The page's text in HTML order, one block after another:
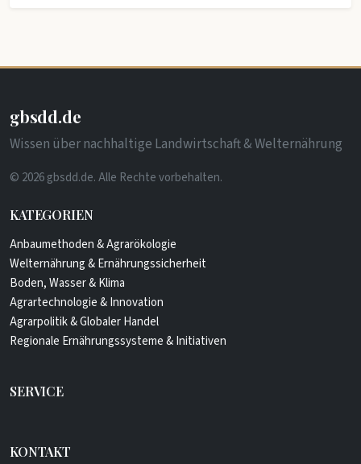
gbsdd.de
Wissen über nachhaltige Landwirtschaft & Welternährung
© 2026 gbsdd.de. Alle Rechte vorbehalten.
KATEGORIEN
Anbaumethoden & Agrarökologie
Welternährung & Ernährungssicherheit
Boden, Wasser & Klima
Agrartechnologie & Innovation
Agrarpolitik & Globaler Handel
Regionale Ernährungssysteme & Initiativen
SERVICE
KONTAKT